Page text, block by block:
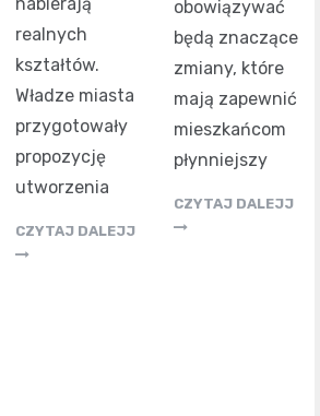
nabierają
realnych
kształtów.
Władze miasta
przygotowały
propozycję
utworzenia
CZYTAJ DALEJJ
obowiązywać
będą znaczące
zmiany, które
mają zapewnić
mieszkańcom
płynniejszy
CZYTAJ DALEJJ